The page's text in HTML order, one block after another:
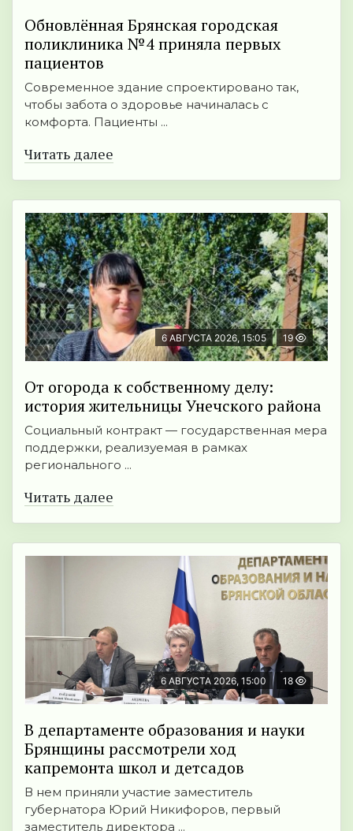
Обновлённая Брянская городская
поликлиника №4 приняла первых
пациентов
Современное здание спроектировано так,
чтобы забота о здоровье начиналась с
комфорта. Пациенты ...
Читать далее
6 АВГУСТА 2026, 15:05 19
От огорода к собственному делу:
история жительницы Унечского района
Социальный контракт — государственная мера
поддержки, реализуемая в рамках
регионального ...
Читать далее
6 АВГУСТА 2026, 15:00 18
В департаменте образования и науки
Брянщины рассмотрели ход
капремонта школ и детсадов
В нем приняли участие заместитель
губернатора Юрий Никифоров, первый
заместитель директора ...